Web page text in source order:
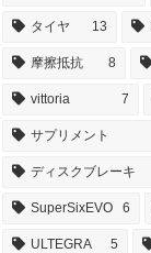
タイヤ 13
摩擦抵抗 8
vittoria 7
サプリメント
ディスクブレーキ
SuperSixEVO 6
ULTEGRA 5